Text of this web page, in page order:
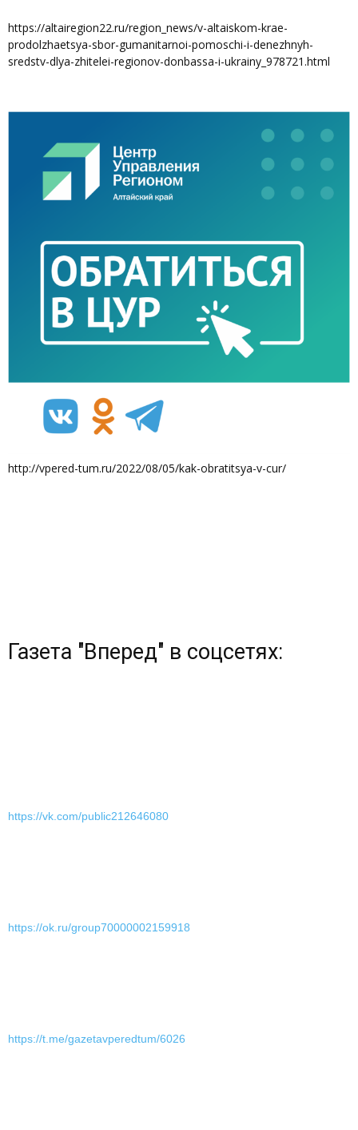
https://altairegion22.ru/region_news/v-altaiskom-krae-
prodolzhaetsya-sbor-gumanitarnoi-pomoschi-i-denezhnyh-
sredstv-dlya-zhitelei-regionov-donbassa-i-ukrainy_978721.html
http://vpered-tum.ru/2022/08/05/kak-obratitsya-v-cur/
Газета "Вперед" в соцсетях:
https://vk.com/public212646080
https://ok.ru/group70000002159918
https://t.me/gazetavperedtum/6026